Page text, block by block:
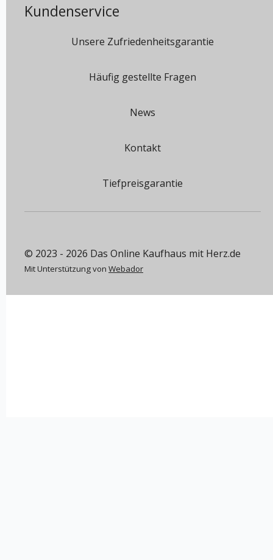
Kundenservice
Unsere Zufriedenheitsgarantie
Häufig gestellte Fragen
News
Kontakt
Tiefpreisgarantie
© 2023 - 2026 Das Online Kaufhaus mit Herz.de
Mit Unterstützung von Webador